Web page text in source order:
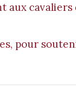
aux
pour